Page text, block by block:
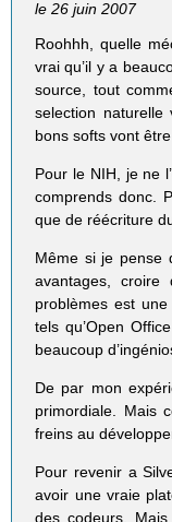
le 26 juin 2007
Roohhh, quelle
vrai qu’il y a
source, tout
selection
bons softs vont
Pour le NIH, je ne
comprends donc.
que de réécriture
Même si je pense
avantages,
problèmes est
tels qu’Open
beaucoup
De par mon
primordiale. Mais
freins au
Pour revenir a
avoir une vraie
des codeurs.